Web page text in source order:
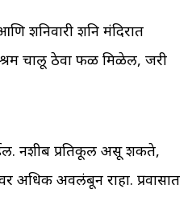
शनिवारी शनि मंदिरात
चालू ठेवा फळ मिळेल, जरी
नशीब प्रतिकूल असू शकते,
अधिक अवलंबून राहा. प्रवासात